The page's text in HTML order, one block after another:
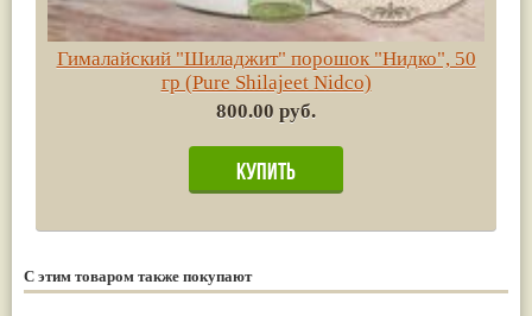
Гималайский "Шиладжит" порошок "Нидко", 50
гр (Pure Shilajeet Nidco)
800.00 руб.
С этим товаром также покупают